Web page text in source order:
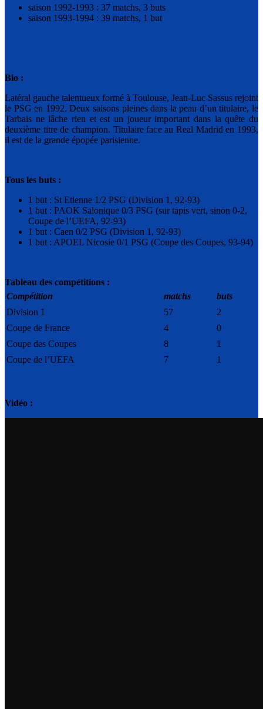
saison 1992-1993 : 37 matchs, 3 buts
saison 1993-1994 : 39 matchs, 1 but
Bio :
Latéral gauche talentueux formé à Toulouse, Jean-Luc Sassus rejoint
le PSG en 1992. Deux saisons pleines dans la peau d’un titulaire, le
Tarbais ne lâche rien et est un joueur important dans la quête du
deuxième titre de champion. Titulaire face au Real Madrid en 1993,
il est de la grande épopée parisienne.
Tous les buts :
1 but : St Etienne 1/2 PSG (Division 1, 92-93)
1 but : PAOK Salonique 0/3 PSG (sur tapis vert, sinon 0-2,
Coupe de l’UEFA, 92-93)
1 but : Caen 0/2 PSG (Division 1, 92-93)
1 but : APOEL Nicosie 0/1 PSG (Coupe des Coupes, 93-94)
Tableau des compétitions :
Compétition
matchs
buts
Division 1
57
2
Coupe de France
4
0
Coupe des Coupes
8
1
Coupe de l’UEFA
7 1
Vidéo :